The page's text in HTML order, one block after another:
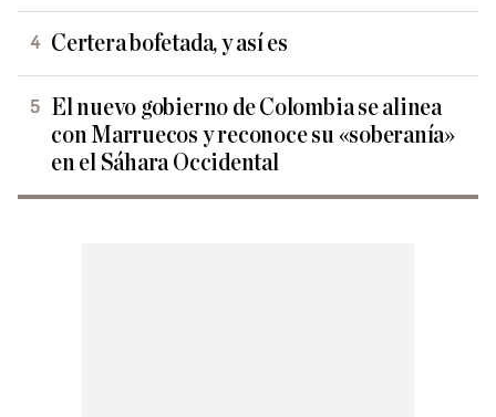
Certera bofetada, y así es
El nuevo gobierno de Colombia se alinea
con Marruecos y reconoce su «soberanía»
en el Sáhara Occidental